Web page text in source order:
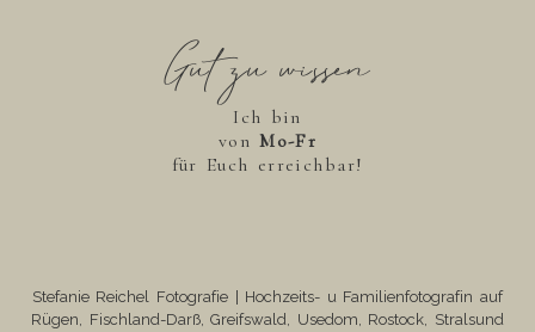
Gut zu wissen
Ich bin
vonMo-Fr
für Euch erreichbar!
Stefanie Reichel Fotografie | Hochzeits- u Familienfotografin auf
Rügen, Fischland-Darß, Greifswald, Usedom, Rostock, Stralsund